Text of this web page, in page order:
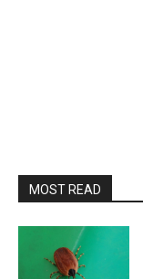
MOST READ